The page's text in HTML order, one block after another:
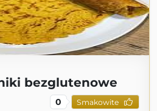
bezglutenowe
0 Smakowite